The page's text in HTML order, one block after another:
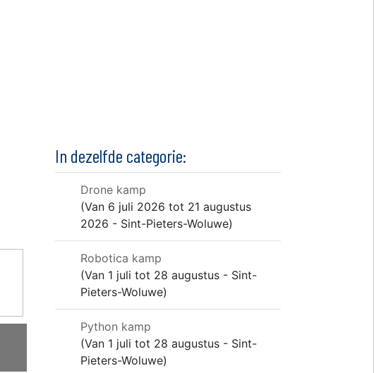
In dezelfde categorie:
Drone kamp
(Van 6 juli 2026 tot 21 augustus
2026 - Sint-Pieters-Woluwe)
Robotica kamp
(Van 1 juli tot 28 augustus - Sint-
Pieters-Woluwe)
Python kamp
(Van 1 juli tot 28 augustus - Sint-
Pieters-Woluwe)